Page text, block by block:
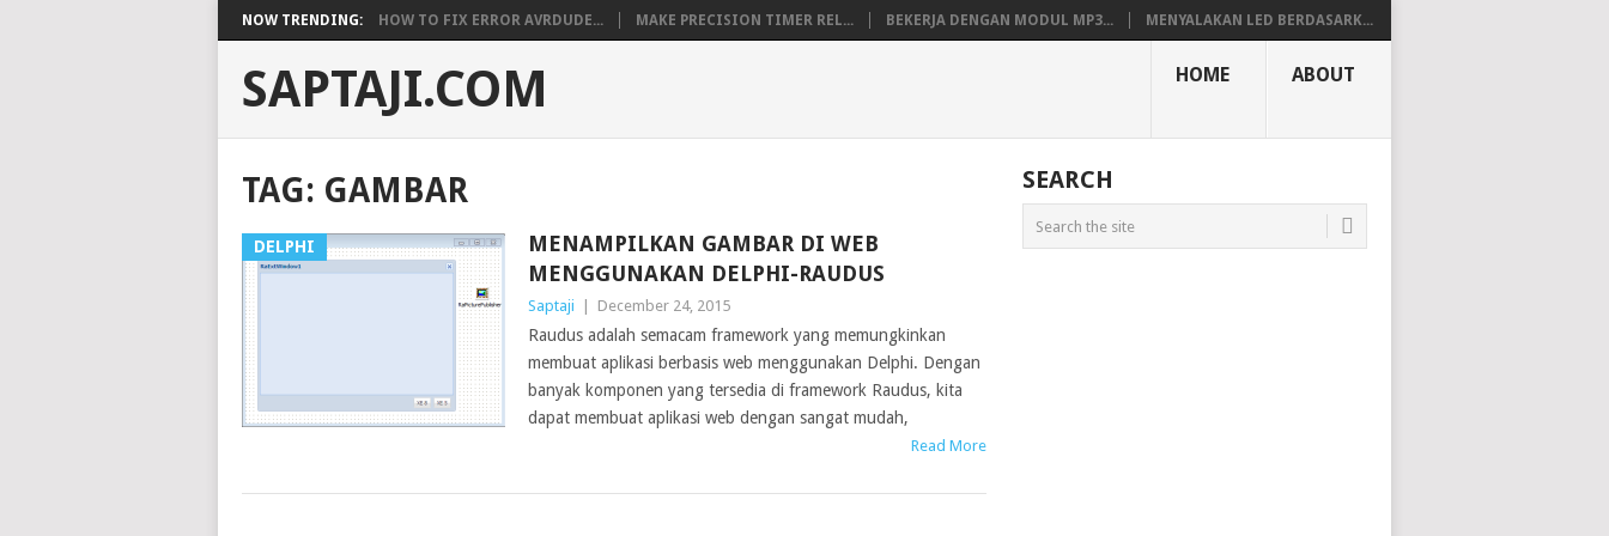
NOW TRENDING: HOW TO FIX ERROR AVRDUDE... MAKE PRECISION TIMER REL... BEKERJA DENGAN MODUL MP3... MENYALAKAN LED BERDASARK...
SAPTAJI.COM HOME ABOUT
TAG: GAMBAR
DELPHI
MENAMPILKAN GAMBAR DI WEB
MENGGUNAKAN DELPHI-RAUDUS
Saptaji December 24, 2015
Raudus adalah semacam framework yang memungkinkan
membuat aplikasi berbasis web menggunakan Delphi. Dengan
banyak komponen yang tersedia di framework Raudus, kita
dapat membuat aplikasi web dengan sangat mudah,
Read More
SEARCH